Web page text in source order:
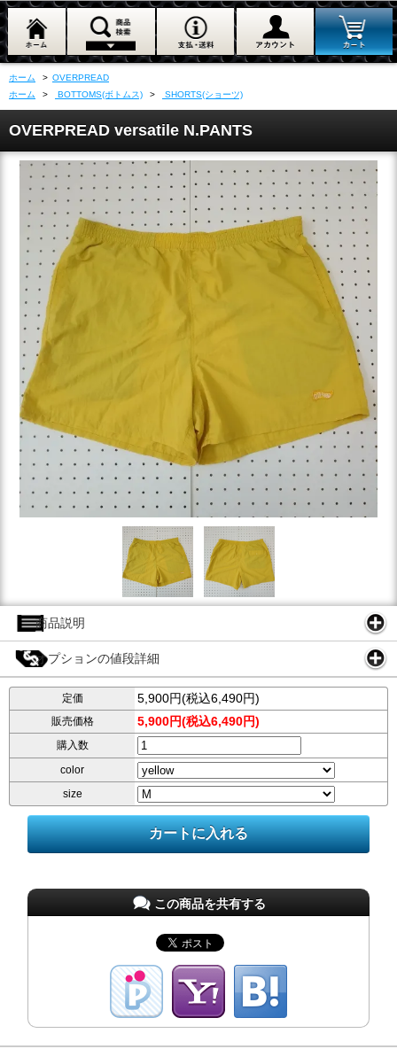
ホーム > OVERPREAD
ホーム
> BOTTOMS(ボトムス) > SHORTS(ショーツ)
OVERPREAD versatile N.PANTS
商品説明
オプションの値段詳細
定価 5,900円(税込6,490円)
販売価格 5,900円(税込6,490円)
購入数
color
size
この商品を共有する